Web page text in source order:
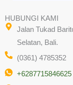
HUBUNGI KAMI
Jalan Tukad
Selatan, Bali.
(0361) 4785352
+6287715846625